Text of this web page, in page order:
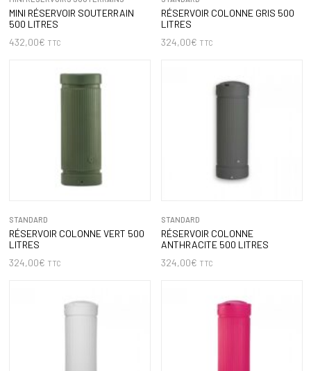
MINI RÉSERVOIR SOUTERRAIN
500 LITRES
432,00€ TTC
RÉSERVOIR COLONNE GRIS 500
LITRES
324,00€ TTC
STANDARD
RÉSERVOIR COLONNE VERT 500
LITRES
324,00€ TTC
STANDARD
RÉSERVOIR COLONNE
ANTHRACITE 500 LITRES
324,00€ TTC